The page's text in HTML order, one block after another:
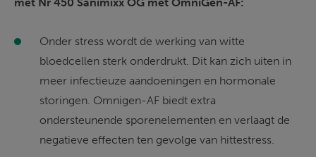
Onder stress wordt de werking van witte
bloedcellen sterk onderdrukt. Dit kan zich uiten in
meer infectieuze aandoeningen en hormonale
storingen. Omnigen-AF biedt extra
ondersteunende sporenelementen en verlaagt de
negatieve e­ffecten ten gevolge van hittestress.